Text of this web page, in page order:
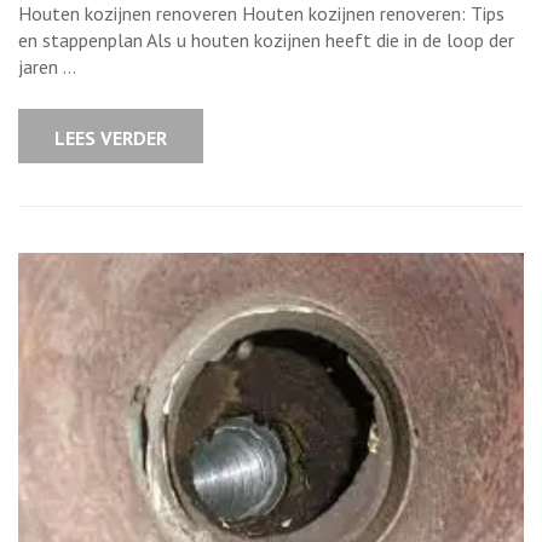
houten
kozijnen:
Houten kozijnen renoveren Houten kozijnen renoveren: Tips
en stappenplan Als u houten kozijnen heeft die in de loop der
jaren …
LEES VERDER